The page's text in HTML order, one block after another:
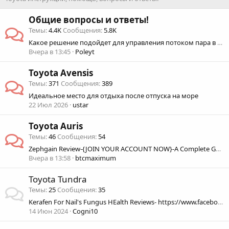
Общие вопросы и ответы!
Темы 4.4K Сообщения 5.8K
Какое решение подойдет для управления потоком пара в трубах?
Вчера в 13:45 Poleyt
Toyota Avensis
Темы 371 Сообщения 389
Идеальное место для отдыха после отпуска на море
22 Июл 2026 ustar
Toyota Auris
Темы 46 Сообщения 54
Zephgain Review-{JOIN YOUR ACCOUNT NOW}-A Complete Guide to the Zephgain for New Investors!
Вчера в 13:58 btcmaximum
Toyota Tundra
Темы 25 Сообщения 35
Kerafen For Nail's Fungus HEalth Reviews- https://www.facebook.com/TryKerafen/
14 Июн 2024 Cogni10